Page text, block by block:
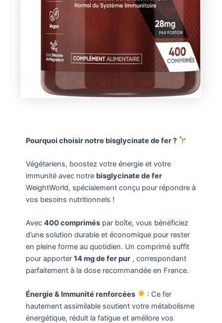
Pourquoi choisir notre bisglycinate de fer ?
Végétariens, boostez votre énergie et votre
immunité avec notre bisglycinate de fer
WeightWorld, spécialement conçu pour répondre à
vos besoins nutritionnels !
Avec 400 compriméspar boîte, vous bénéficiez
d’une solution durable et économique pour rester
en pleine forme au quotidien. Un comprimé suffit
pour apporter 14 mg de fer pur, correspondant
parfaitement à la dose recommandée en France.
Énergie & Immunité renforcées
: Ce fer
hautement assimilable soutient votre métabolisme
énergétique, réduit la fatigue et améliore vos